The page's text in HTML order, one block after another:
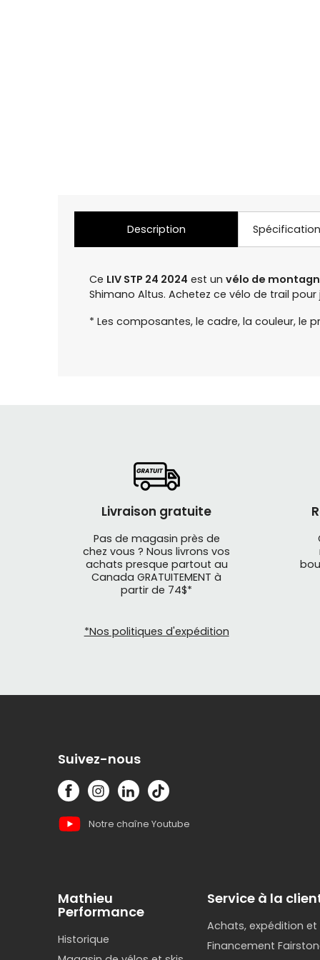
Description
Ce LIV STP 24 2024 est un vélo de
Shimano Altus. Achetez ce vélo de trail
* Les composantes, le cadre, la couleur, le
Livraison gratuite
Pas de magasin près de
chez vous ? Nous livrons vos
achats presque partout au
Canada GRATUITEMENT à
partir de 74$*
*Nos politiques d'expédition
Suivez-nous
Notre chaîne Youtube
Mathieu
Performance
Historique
Service à la
Achats, expédition et
Financement